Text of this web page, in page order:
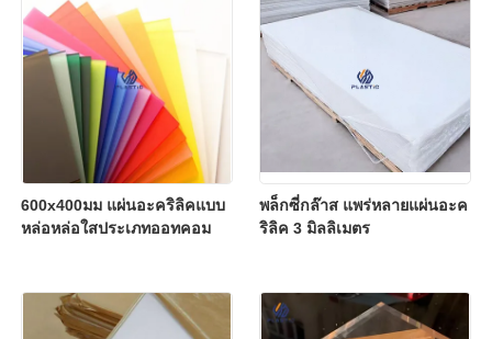
600x400มม แผ่นอะคริลิคแบบ
หล่อหล่อใสประเภทออทคอม
พล็กซี่กล๊าส แพร่หลายแผ่นอะค
ริลิค 3 มิลลิเมตร